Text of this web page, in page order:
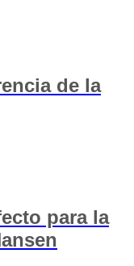
de la
para la